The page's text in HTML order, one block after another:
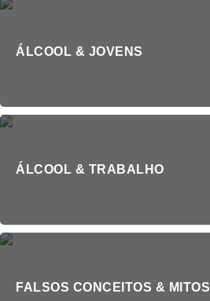
ÁLCOOL & JOVENS
ÁLCOOL & TRABALHO
FALSOS CONCEITOS & MITOS